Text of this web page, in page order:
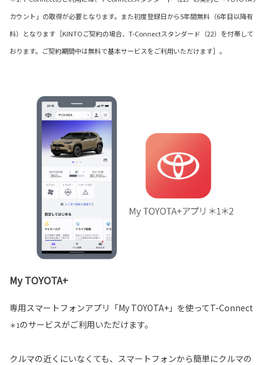
カウント」の取得が必要となります。また初度登録日から5年間無料（6年目以降有
料）となります［KINTOご契約の場合、T-Connectスタンダード（22）を付帯して
おります。ご契約期間中は無料で基本サービスをご利用いただけます］。
My TOYOTA+
専用スマートフォンアプリ「My TOYOTA+」を使ってT-Connect
＊1のサービスがご利用いただけます。
クルマの近くにいなくても、スマートフォンから簡単にクルマの